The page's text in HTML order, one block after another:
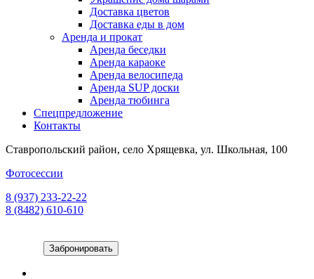
Доставка цветов
Доставка еды в дом
Аренда и прокат
Аренда беседки
Аренда караоке
Аренда велосипеда
Аренда SUP доски
Аренда тюбинга
Спецпредложение
Контакты
Ставропольский район, село Хрящевка, ул. Школьная, 100
Фотосессии
8 (937) 233-22-22
8 (8482) 610-610
Забронировать